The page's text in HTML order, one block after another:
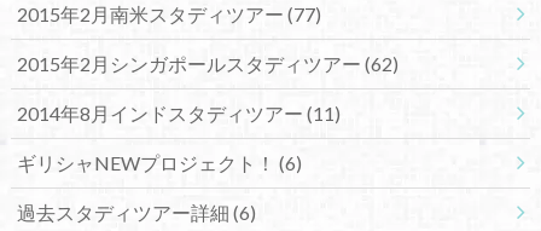
2015年2月南米スタディツアー (77)
2015年2月シンガポールスタディツアー (62)
2014年8月インドスタディツアー (11)
ギリシャNEWプロジェクト！ (6)
過去スタディツアー詳細 (6)